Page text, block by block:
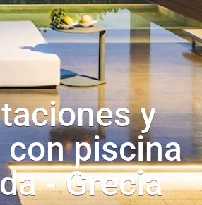
y
con piscina
- Grecia